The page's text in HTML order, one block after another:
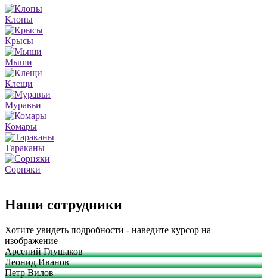
Клопы
Крысы
Мыши
Клещи
Муравьи
Комары
Тараканы
Сорняки
Наши сотрудники
Хотите увидеть подробности - наведите курсор на
изображение
Арсений Глушаков
Леонид Иванов
Петр Вилов